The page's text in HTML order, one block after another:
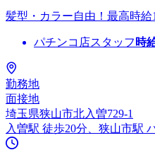
髪型・カラー自由！最高時給
パチンコ店スタッフ 時
勤務地
面接地
埼玉県狭山市北入曽729-1
入曽駅 徒歩20分、狭山市駅